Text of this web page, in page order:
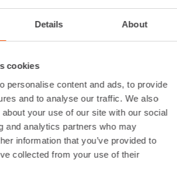
Details About
cookies
personalise content and ads, to provide
and to analyse our traffic. We also
your use of our site with our social
and analytics partners who may
information that you’ve provided to
collected from your use of their
pv ?
413,44 €/ kk